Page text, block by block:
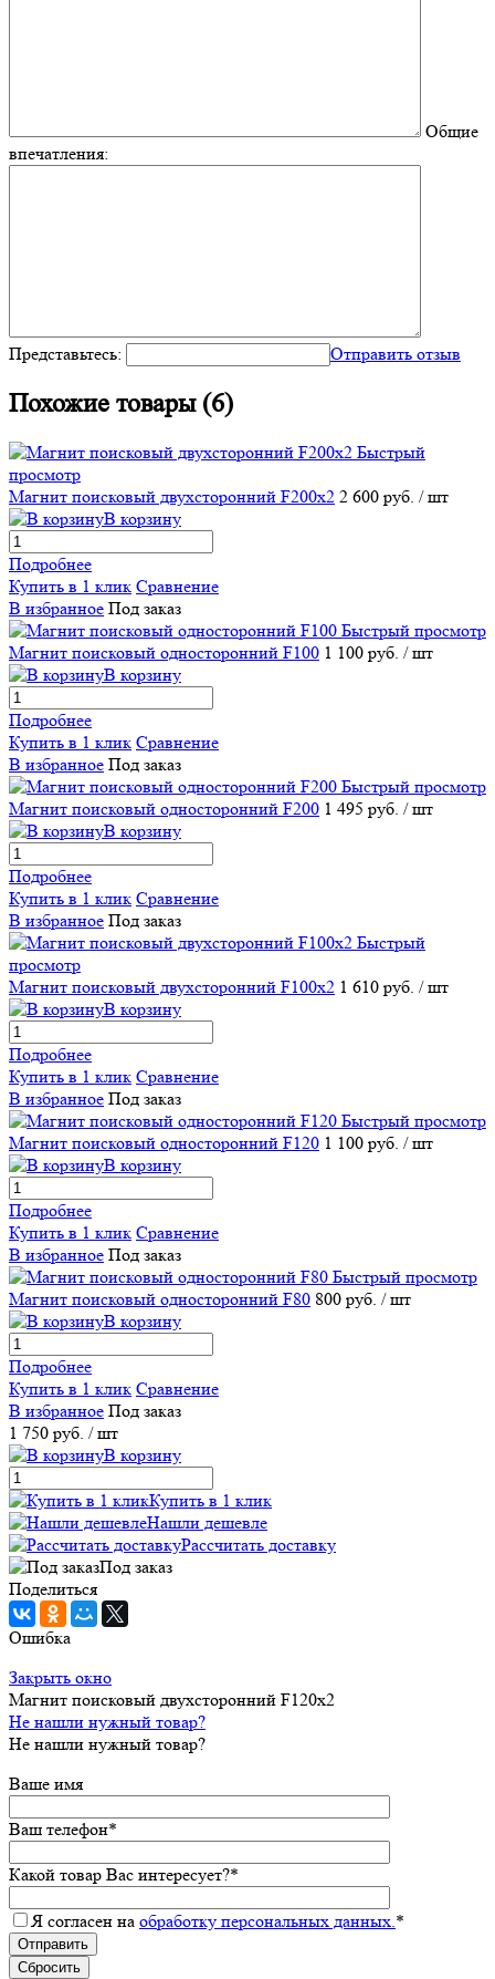
Общие
впечатления:
Представьтесь: Отправить отзыв
Похожие товары (6)
Быстрый
просмотр
Магнит поисковый двухсторонний F200х2 2 600 руб. / шт
В корзину
Подробнее
Купить в 1 клик Сравнение
В избранное Под заказ
Быстрый просмотр
Магнит поисковый односторонний F100 1 100 руб. / шт
В корзину
Подробнее
Купить в 1 клик Сравнение
В избранное Под заказ
Быстрый просмотр
Магнит поисковый односторонний F200 1 495 руб. / шт
В корзину
Подробнее
Купить в 1 клик Сравнение
В избранное Под заказ
Быстрый
просмотр
Магнит поисковый двухсторонний F100х2 1 610 руб. / шт
В корзину
Подробнее
Купить в 1 клик Сравнение
В избранное Под заказ
Быстрый просмотр
Магнит поисковый односторонний F120 1 100 руб. / шт
В корзину
Подробнее
Купить в 1 клик Сравнение
В избранное Под заказ
Быстрый просмотр
Магнит поисковый односторонний F80 800 руб. / шт
В корзину
Подробнее
Купить в 1 клик Сравнение
В избранное Под заказ
1 750 руб. / шт
В корзину
Купить в 1 клик
Нашли дешевле
Рассчитать доставку
Под заказ
Поделиться
Ошибка
Закрыть окно
Магнит поисковый двухсторонний F120х2
Не нашли нужный товар?
Не нашли нужный товар?
Ваше имя
Ваш телефон*
Какой товар Вас интересует?*
Я согласен на обработку персональных данных.*